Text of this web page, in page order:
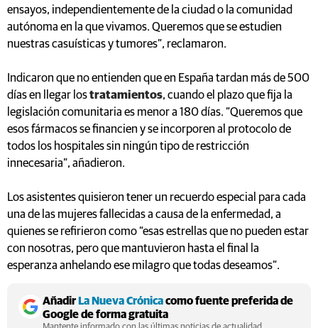
ensayos, independientemente de la ciudad o la comunidad
autónoma en la que vivamos. Queremos que se estudien
nuestras casuísticas y tumores”, reclamaron.
Indicaron que no entienden que en España tardan más de 500
días en llegar lostratamientos, cuando el plazo que fija la
legislación comunitaria es menor a 180 días. “Queremos que
esos fármacos se financien y se incorporen al protocolo de
todos los hospitales sin ningún tipo de restricción
innecesaria”, añadieron.
Los asistentes quisieron tener un recuerdo especial para cada
una de las mujeres fallecidas a causa de la enfermedad, a
quienes se refirieron como “esas estrellas que no pueden estar
con nosotras, pero que mantuvieron hasta el final la
esperanza anhelando ese milagro que todas deseamos”.
AñadirLa Nueva Crónicacomo fuente preferida de
Google de forma gratuita